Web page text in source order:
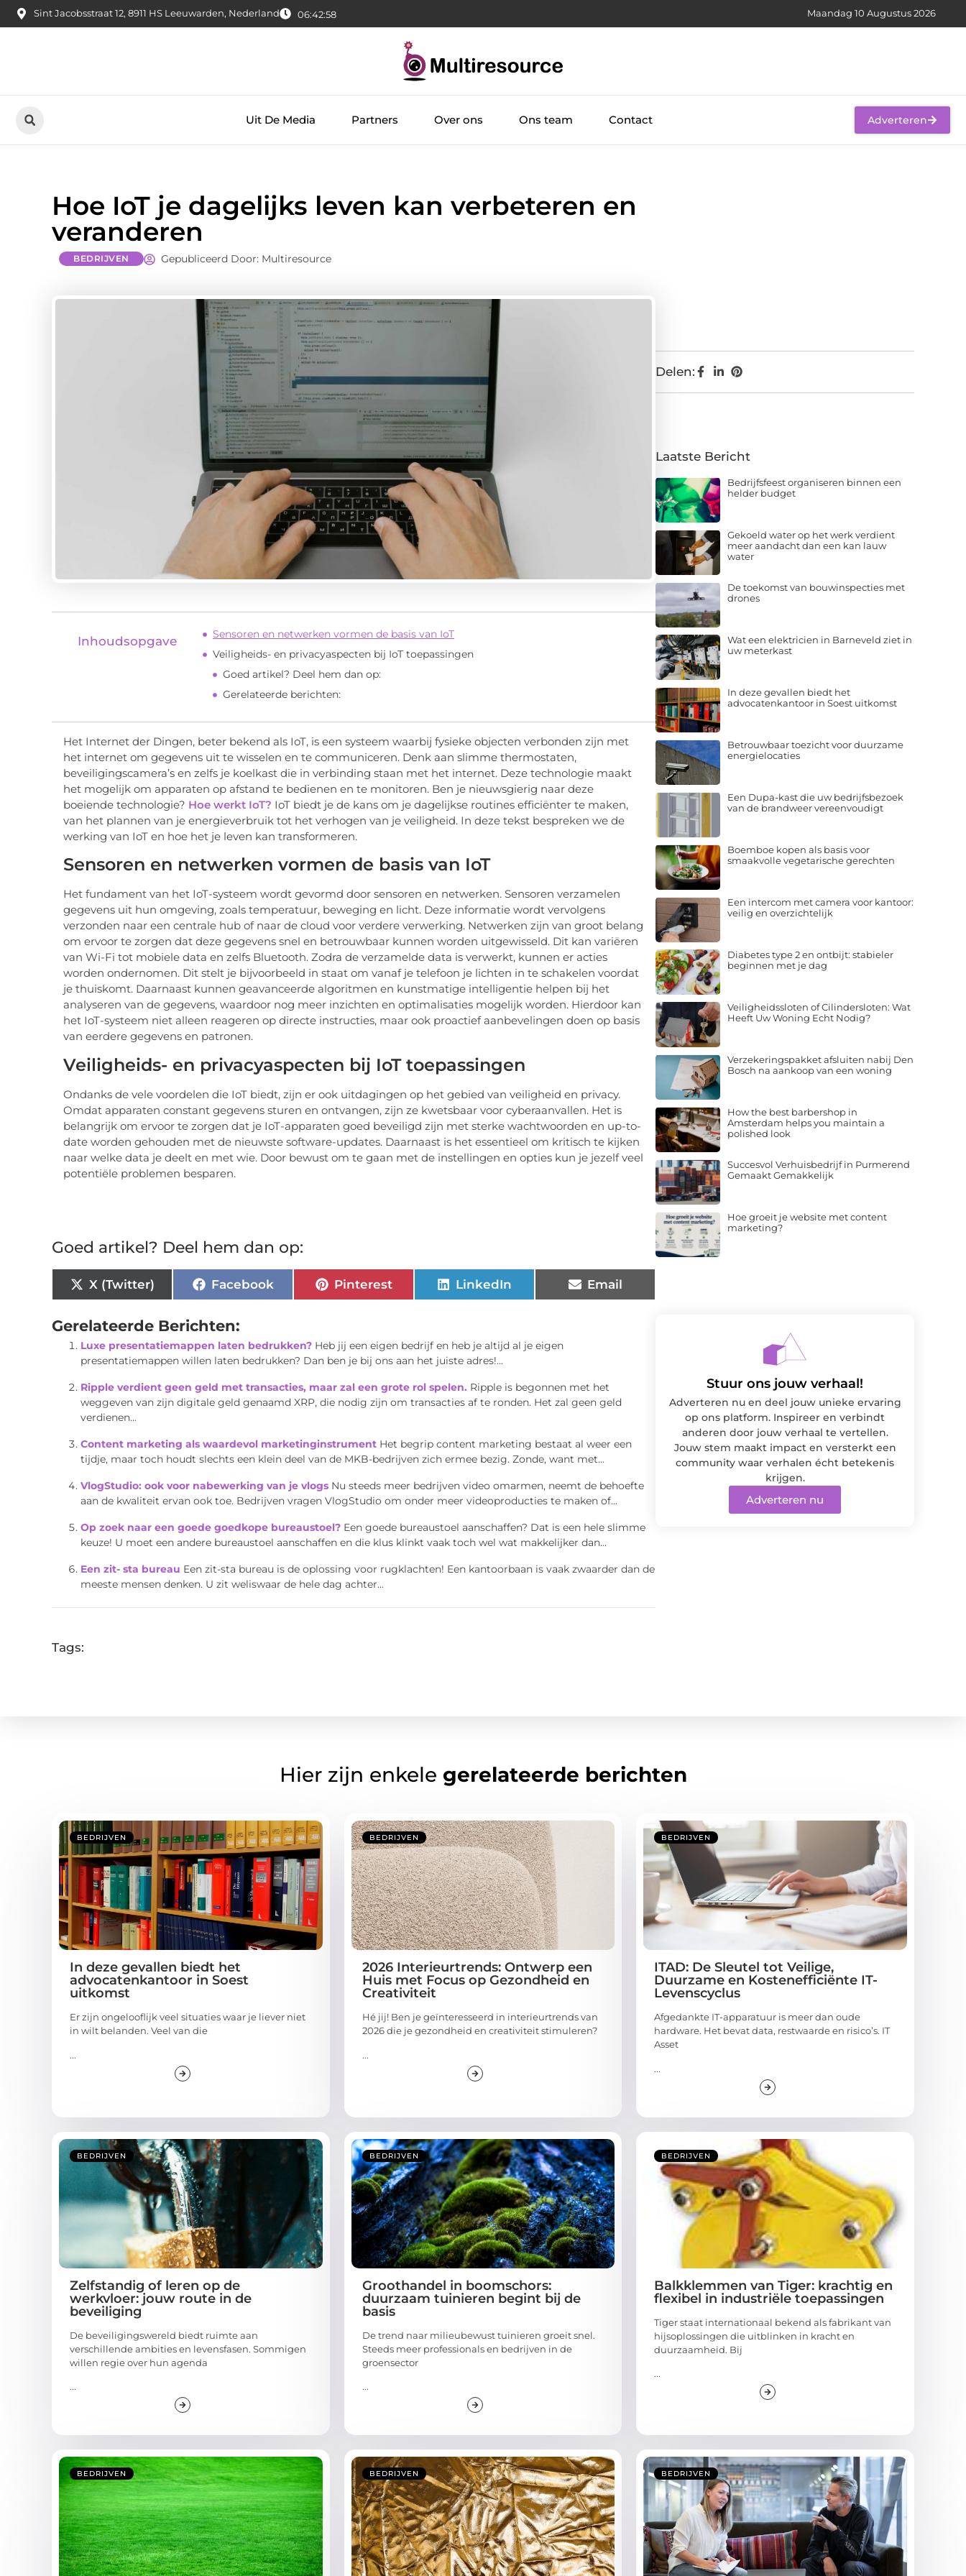
Sint Jacobsstraat 12, 8911 HS Leeuwarden, Nederland 06:42:59 Maandag 10 Augustus 2026
Uit De Media Partners Over ons Ons team Contact Adverteren
Hoe IoT je dagelijks leven kan verbeteren en
veranderen
BEDRIJVEN Gepubliceerd Door: Multiresource
Inhoudsopgave
Sensoren en netwerken vormen de basis van IoT
Veiligheids- en privacyaspecten bij IoT toepassingen
Goed artikel? Deel hem dan op:
Gerelateerde berichten:
Het Internet der Dingen, beter bekend als IoT, is een systeem waarbij fysieke objecten verbonden zijn met
het internet om gegevens uit te wisselen en te communiceren. Denk aan slimme thermostaten,
beveiligingscamera’s en zelfs je koelkast die in verbinding staan met het internet. Deze technologie maakt
het mogelijk om apparaten op afstand te bedienen en te monitoren. Ben je nieuwsgierig naar deze
boeiende technologie? Hoe werkt IoT? IoT biedt je de kans om je dagelijkse routines efficiënter te maken,
van het plannen van je energieverbruik tot het verhogen van je veiligheid. In deze tekst bespreken we de
werking van IoT en hoe het je leven kan transformeren.
Sensoren en netwerken vormen de basis van IoT
Het fundament van het IoT-systeem wordt gevormd door sensoren en netwerken. Sensoren verzamelen
gegevens uit hun omgeving, zoals temperatuur, beweging en licht. Deze informatie wordt vervolgens
verzonden naar een centrale hub of naar de cloud voor verdere verwerking. Netwerken zijn van groot belang
om ervoor te zorgen dat deze gegevens snel en betrouwbaar kunnen worden uitgewisseld. Dit kan variëren
van Wi-Fi tot mobiele data en zelfs Bluetooth. Zodra de verzamelde data is verwerkt, kunnen er acties
worden ondernomen. Dit stelt je bijvoorbeeld in staat om vanaf je telefoon je lichten in te schakelen voordat
je thuiskomt. Daarnaast kunnen geavanceerde algoritmen en kunstmatige intelligentie helpen bij het
analyseren van de gegevens, waardoor nog meer inzichten en optimalisaties mogelijk worden. Hierdoor kan
het IoT-systeem niet alleen reageren op directe instructies, maar ook proactief aanbevelingen doen op basis
van eerdere gegevens en patronen.
Veiligheids- en privacyaspecten bij IoT toepassingen
Ondanks de vele voordelen die IoT biedt, zijn er ook uitdagingen op het gebied van veiligheid en privacy.
Omdat apparaten constant gegevens sturen en ontvangen, zijn ze kwetsbaar voor cyberaanvallen. Het is
belangrijk om ervoor te zorgen dat je IoT-apparaten goed beveiligd zijn met sterke wachtwoorden en up-to-
date worden gehouden met de nieuwste software-updates. Daarnaast is het essentieel om kritisch te kijken
naar welke data je deelt en met wie. Door bewust om te gaan met de instellingen en opties kun je jezelf veel
potentiële problemen besparen.
Goed artikel? Deel hem dan op:
X (Twitter) Facebook Pinterest LinkedIn Email
Gerelateerde Berichten:
Luxe presentatiemappen laten bedrukken? Heb jij een eigen bedrijf en heb je altijd al je eigen
presentatiemappen willen laten bedrukken? Dan ben je bij ons aan het juiste adres!...
Ripple verdient geen geld met transacties, maar zal een grote rol spelen. Ripple is begonnen met het
weggeven van zijn digitale geld genaamd XRP, die nodig zijn om transacties af te ronden. Het zal geen geld
verdienen...
Content marketing als waardevol marketinginstrument Het begrip content marketing bestaat al weer een
tijdje, maar toch houdt slechts een klein deel van de MKB-bedrijven zich ermee bezig. Zonde, want met...
VlogStudio: ook voor nabewerking van je vlogs Nu steeds meer bedrijven video omarmen, neemt de behoefte
aan de kwaliteit ervan ook toe. Bedrijven vragen VlogStudio om onder meer videoproducties te maken of...
Op zoek naar een goede goedkope bureaustoel? Een goede bureaustoel aanschaffen? Dat is een hele slimme
keuze! U moet een andere bureaustoel aanschaffen en die klus klinkt vaak toch wel wat makkelijker dan...
Een zit- sta bureau Een zit-sta bureau is de oplossing voor rugklachten! Een kantoorbaan is vaak zwaarder dan de
meeste mensen denken. U zit weliswaar de hele dag achter...
Tags:
Delen:
Laatste Bericht
Bedrijfsfeest organiseren binnen een
helder budget
Gekoeld water op het werk verdient
meer aandacht dan een kan lauw
water
De toekomst van bouwinspecties met
drones
Wat een elektricien in Barneveld ziet in
uw meterkast
In deze gevallen biedt het
advocatenkantoor in Soest uitkomst
Betrouwbaar toezicht voor duurzame
energielocaties
Een Dupa-kast die uw bedrijfsbezoek
van de brandweer vereenvoudigt
Boemboe kopen als basis voor
smaakvolle vegetarische gerechten
Een intercom met camera voor kantoor:
veilig en overzichtelijk
Diabetes type 2 en ontbijt: stabieler
beginnen met je dag
Veiligheidssloten of Cilindersloten: Wat
Heeft Uw Woning Echt Nodig?
Verzekeringspakket afsluiten nabij Den
Bosch na aankoop van een woning
How the best barbershop in
Amsterdam helps you maintain a
polished look
Succesvol Verhuisbedrijf in Purmerend
Gemaakt Gemakkelijk
Hoe groeit je website met content
marketing?
Stuur ons jouw verhaal!
Adverteren nu en deel jouw unieke ervaring
op ons platform. Inspireer en verbindt
anderen door jouw verhaal te vertellen.
Jouw stem maakt impact en versterkt een
community waar verhalen écht betekenis
krijgen.
Adverteren nu
Hier zijn enkele gerelateerde berichten
BEDRIJVEN
In deze gevallen biedt het
advocatenkantoor in Soest
uitkomst
Er zijn ongelooflijk veel situaties waar je liever niet
in wilt belanden. Veel van die
...
BEDRIJVEN
2026 Interieurtrends: Ontwerp een
Huis met Focus op Gezondheid en
Creativiteit
Hé jij! Ben je geïnteresseerd in interieurtrends van
2026 die je gezondheid en creativiteit stimuleren?
...
BEDRIJVEN
ITAD: De Sleutel tot Veilige,
Duurzame en Kostenefficiënte IT-
Levenscyclus
Afgedankte IT-apparatuur is meer dan oude
hardware. Het bevat data, restwaarde en risico’s. IT
Asset
...
BEDRIJVEN
Zelfstandig of leren op de
werkvloer: jouw route in de
beveiliging
De beveiligingswereld biedt ruimte aan
verschillende ambities en levensfasen. Sommigen
willen regie over hun agenda
...
BEDRIJVEN
Groothandel in boomschors:
duurzaam tuinieren begint bij de
basis
De trend naar milieubewust tuinieren groeit snel.
Steeds meer professionals en bedrijven in de
groensector
...
BEDRIJVEN
Balkklemmen van Tiger: krachtig en
flexibel in industriële toepassingen
Tiger staat internationaal bekend als fabrikant van
hijsoplossingen die uitblinken in kracht en
duurzaamheid. Bij
...
BEDRIJVEN BEDRIJVEN BEDRIJVEN